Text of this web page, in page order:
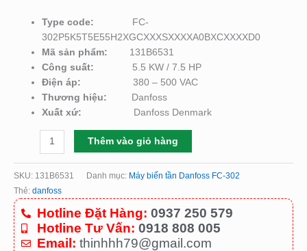
Type code:
FC-
302P5K5T5E55H2XGCXXXSXXXXA0BXCXXXXD0
Mã sản phẩm: 131B6531
Công suất: 5.5 KW / 7.5 HP
Điện áp:380 – 500 VAC
Thương hiệu:
Danfoss
Xuất xứ:
Danfoss Denmark
Thêm vào giỏ hàng
SKU: 131B6531 Danh mục: Máy biến tần Danfoss FC-302
Thẻ: danfoss
Hotline Đặt Hàng: 0937 250 579
Hotline Tư Vấn: 0918 808 005
Email: thinhhh79@gmail.com